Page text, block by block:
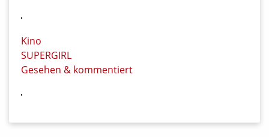
Kino
SUPERGIRL
Gesehen & kommentiert